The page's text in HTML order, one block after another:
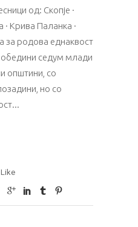
од: Скопје ·
· Крива Паланка ·
за родова еднаквост
седум млади
општини, со
но со
Like